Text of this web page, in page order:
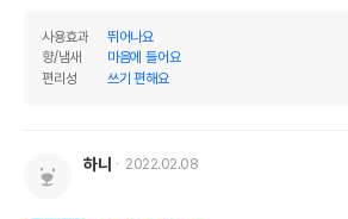
사용효과
뛰어나요
향/냄새
마음에 들어요
편리성
쓰기 편해요
하니 2022.02.08